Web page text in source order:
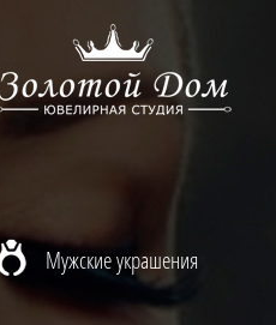
Мужские украшения